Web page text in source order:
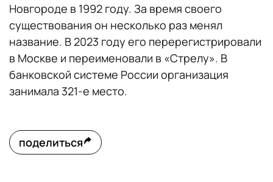
Новгороде в 1992 году. За время своего
существования он несколько раз менял
название. В 2023 году его перерегистрировали
в Москве и переименовали в «Стрелу». В
банковской системе России организация
занимала 321-е место.
поделиться